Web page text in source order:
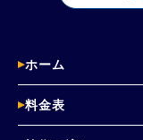
ホーム
料金表